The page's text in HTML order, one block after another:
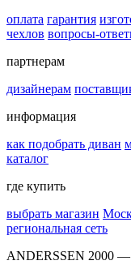
оплата гарантия
чехлов вопросы-
партнерам
дизайнерам
информация
как подобрать диван
каталог
где купить
выбрать магазин
региональная сеть
ANDERSSEN 2000 —